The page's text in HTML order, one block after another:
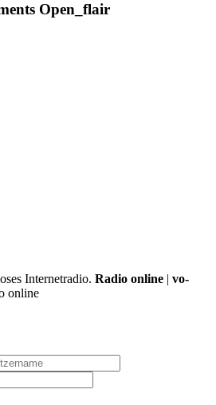
Open_flair
Internetradio. Radio online | vo-
online